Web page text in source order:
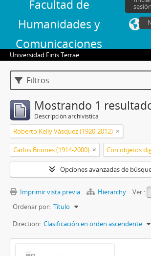
Facultad de
Humanidades y
Comunicaciones
sesión
Universidad Finis Terrae
Filtros
Mostrando 1
Descripción archivística
Roberto Kelly Vásquez (1920-2012)
Carlos Briones (1914-2000) Con objetos
Opciones avanzadas de
Imprimir vista previa Hierarchy
Ver :
Ordenar por: Título
Direction: Clasificación en orden ascendente